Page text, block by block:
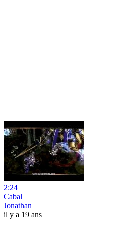
2:24
Cabal
Jonathan
il y a 19 ans